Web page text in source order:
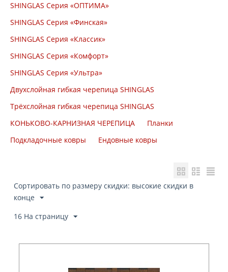
SHINGLAS Серия «ОПТИМА»
SHINGLAS Серия «Финская»
SHINGLAS Серия «Классик»
SHINGLAS Серия «Комфорт»
SHINGLAS Серия «Ультра»
Двухслойная гибкая черепица SHINGLAS
Трёхслойная гибкая черепица SHINGLAS
КОНЬКОВО-КАРНИЗНАЯ ЧЕРЕПИЦА
Планки
Подкладочные ковры
Ендовные ковры
Сортировать по размеру скидки: высокие скидки в
конце
16 На страницу